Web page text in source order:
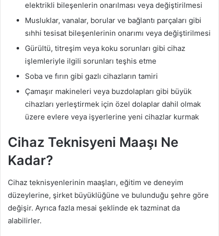
elektrikli bileşenlerin onarılması veya değiştirilmesi
Musluklar, vanalar, borular ve bağlantı parçaları gibi
sıhhi tesisat bileşenlerinin onarımı veya değiştirilmesi
Gürültü, titreşim veya koku sorunları gibi cihaz
işlemleriyle ilgili sorunları teşhis etme
Soba ve fırın gibi gazlı cihazların tamiri
Çamaşır makineleri veya buzdolapları gibi büyük
cihazları yerleştirmek için özel dolaplar dahil olmak
üzere evlere veya işyerlerine yeni cihazlar kurmak
Cihaz Teknisyeni Maaşı Ne
Kadar?
Cihaz teknisyenlerinin maaşları, eğitim ve deneyim
düzeylerine, şirket büyüklüğüne ve bulunduğu şehre göre
değişir. Ayrıca fazla mesai şeklinde ek tazminat da
alabilirler.